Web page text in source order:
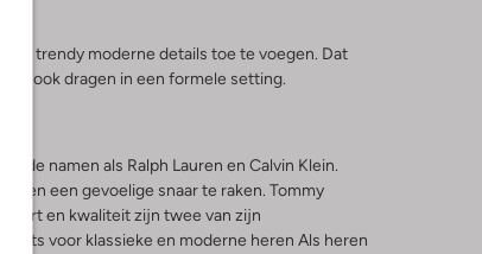
trendy moderne details toe te voegen. Dat
ook dragen in een formele setting.
namen als Ralph Lauren en Calvin Klein.
een gevoelige snaar te raken. Tommy
en kwaliteit zijn twee van zijn
voor klassieke en moderne heren Als heren